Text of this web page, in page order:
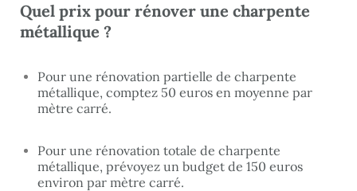
Quel prix pour rénover une charpente
métallique ?
Pour une rénovation partielle de charpente
métallique, comptez 50 euros en moyenne par
mètre carré.
Pour une rénovation totale de charpente
métallique, prévoyez un budget de 150 euros
environ par mètre carré.